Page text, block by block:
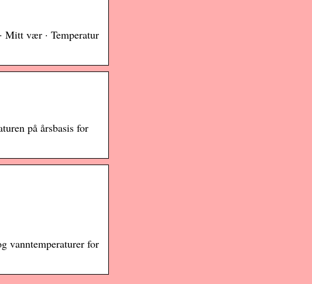
Mitt vær · Temperatur
på årsbasis for
vanntemperaturer for